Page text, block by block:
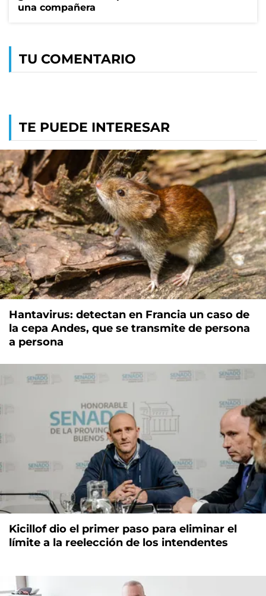
una compañera
TU COMENTARIO
TE PUEDE INTERESAR
Hantavirus: detectan en Francia un caso de
la cepa Andes, que se transmite de persona
a persona
Kicillof dio el primer paso para eliminar el
límite a la reelección de los intendentes